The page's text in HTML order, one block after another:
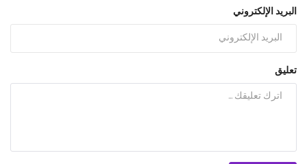
البريد الإلكتروني
تعليق